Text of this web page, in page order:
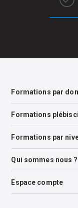
Formations par
Formations
Formations par
Qui sommes nous ?
Espace compte